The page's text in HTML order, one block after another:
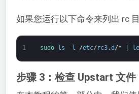
如果您运行以下命令来列出 rc
1 sudo ls - l /etc/ rc3.d /*
步骤 3：检查 Upstart 文件